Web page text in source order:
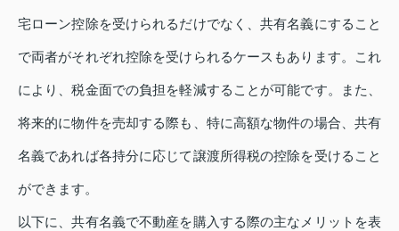
宅ローン控除を受けられるだけでなく、共有名義にすること
で両者がそれぞれ控除を受けられるケースもあります。これ
により、税金面での負担を軽減することが可能です。また、
将来的に物件を売却する際も、特に高額な物件の場合、共有
名義であれば各持分に応じて譲渡所得税の控除を受けること
ができます。
以下に、共有名義で不動産を購入する際の主なメリットを表